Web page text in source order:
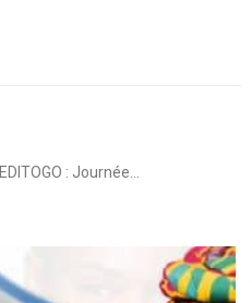
EDITOGO : Journée…